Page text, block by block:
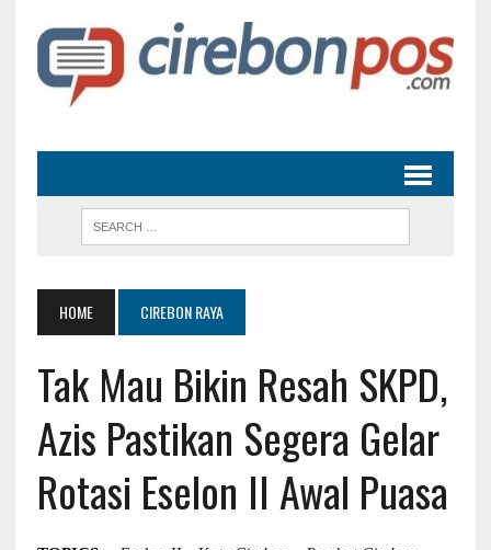
HOME CIREBON RAYA
Tak Mau Bikin Resah SKPD,
Azis Pastikan Segera Gelar
Rotasi Eselon II Awal Puasa